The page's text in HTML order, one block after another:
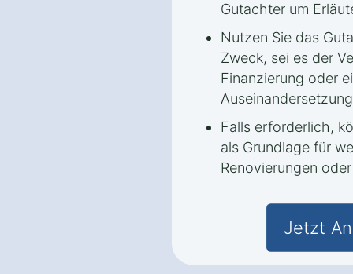
Gutachter um
Nutzen Sie das
Zweck, sei es der
Finanzierung oder
Falls erforderlich,
als Grundlage für
Renovierungen
Jetzt